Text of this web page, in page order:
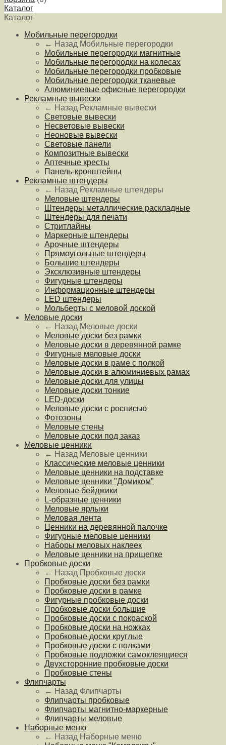
Каталог
Каталог
Мобильные перегородки
← Назад Мобильные перегородки
Мобильные перегородки магнитные
Мобильные перегородки на колесах
Мобильные перегородки пробковые
Мобильные перегородки тканевые
Алюминиевые офисные перегородки
Рекламные вывески
← Назад Рекламные вывески
Световые вывески
Несветовые вывески
Неоновые вывески
Световые панели
Композитные вывески
Аптечные кресты
Панель-кронштейны
Рекламные штендеры
← Назад Рекламные штендеры
Меловые штендеры
Штендеры металлические раскладные
Штендеры для печати
Стритлайны
Маркерные штендеры
Арочные штендеры
Прямоугольные штендеры
Большие штендеры
Эксклюзивные штендеры
Фигурные штендеры
Информационные штендеры
LED штендеры
Мольберты с меловой доской
Меловые доски
← Назад Меловые доски
Меловые доски без рамки
Меловые доски в деревянной рамке
Фигурные меловые доски
Меловые доски в раме с полкой
Меловые доски в алюминиевых рамах
Меловые доски для улицы
Меловые доски тонкие
LED-доски
Меловые доски с росписью
Фотозоны
Меловые стены
Меловые доски под заказ
Меловые ценники
← Назад Меловые ценники
Классические меловые ценники
Меловые ценники на подставке
Меловые ценники "Домиком"
Меловые бейджики
L-образные ценники
Меловые ярлыки
Меловая лента
Ценники на деревянной палочке
Фигурные меловые ценники
Наборы меловых наклеек
Меловые ценники на прищепке
Пробковые доски
← Назад Пробковые доски
Пробковые доски без рамки
Пробковые доски в рамке
Фигурные пробковые доски
Пробковые доски большие
Пробковые доски с покраской
Пробковые доски на ножках
Пробковые доски круглые
Пробковые доски с полками
Пробковые подложки самоклеящиеся
Двухсторонние пробковые доски
Пробковые стены
Флипчарты
← Назад Флипчарты
Флипчарты пробковые
Флипчарты магнитно-маркерные
Флипчарты меловые
Наборные меню
← Назад Наборные меню